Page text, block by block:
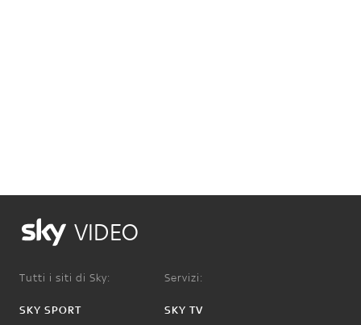
VIDEO
Tutti i siti di Sky:
SKY SPORT
Servizi:
SKY TV